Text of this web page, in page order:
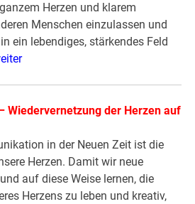
Herzen und klarem
Menschen einzulassen und
ein lebendiges, stärkendes Feld
Wiedervernetzung der Herzen auf
in der Neuen Zeit ist die
Herzen. Damit wir neue
auf diese Weise lernen, die
Herzens zu leben und kreativ,